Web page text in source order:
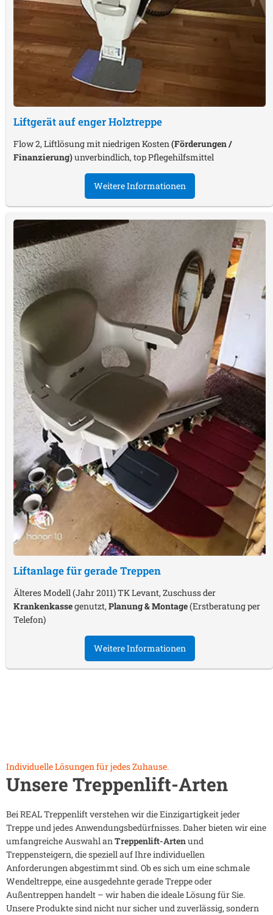
Liftgerät auf enger Holztreppe
Flow 2, Liftlösung mit niedrigen Kosten (Förderungen /
Finanzierung)unverbindlich, top Pflegehilfsmittel
Weitere Informationen
Liftanlage für gerade Treppen
Älteres Modell (Jahr 2011) TK Levant, Zuschuss der
Krankenkassegenutzt,Planung & Montage(Erstberatung per
Telefon)
Weitere Informationen
Individuelle Lösungen für jedes Zuhause.
Unsere Treppenlift-Arten
Bei REAL Treppenlift verstehen wir die Einzigartigkeit jeder
Treppe und jedes Anwendungsbedürfnisses. Daher bieten wir eine
umfangreiche Auswahl anTreppenlift-Artenund
Treppensteigern, die speziell auf Ihre individuellen
Anforderungen abgestimmt sind. Ob es sich um eine schmale
Wendeltreppe, eine ausgedehnte gerade Treppe oder
Außentreppen handelt – wir haben die ideale Lösung für Sie.
Unsere Produkte sind nicht nur sicher und zuverlässig, sondern